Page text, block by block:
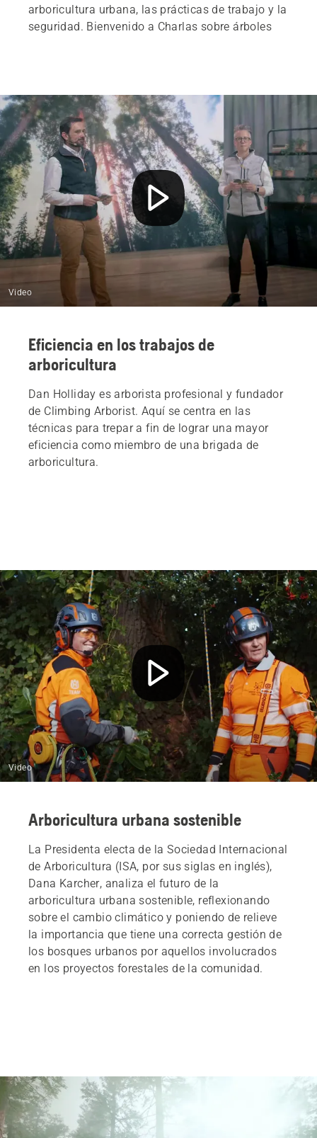
arboricultura urbana, las prácticas de trabajo y la
seguridad. Bienvenido a Charlas sobre árboles
Video
Eficiencia en los trabajos de
arboricultura
Dan Holliday es arborista profesional y fundador
de Climbing Arborist. Aquí se centra en las
técnicas para trepar a fin de lograr una mayor
eficiencia como miembro de una brigada de
arboricultura.
Video
Arboricultura urbana sostenible
La Presidenta electa de la Sociedad Internacional
de Arboricultura (ISA, por sus siglas en inglés),
Dana Karcher, analiza el futuro de la
arboricultura urbana sostenible, reflexionando
sobre el cambio climático y poniendo de relieve
la importancia que tiene una correcta gestión de
los bosques urbanos por aquellos involucrados
en los proyectos forestales de la comunidad.